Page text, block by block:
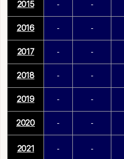
2015 - -
2016 - -
2017 - -
2018 - -
2019 - -
2020 - -
2021 - -